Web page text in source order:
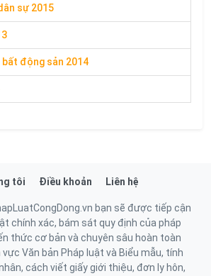
sự 2015
bất động sản 2014
tôi Điều khoản Liên hệ
bạn sẽ được tiếp cận
chính xác, bám sát quy định của pháp
thức cơ bản và chuyên sâu hoàn toàn
vực Văn bản Pháp luật và Biểu mẫu, tính
cách viết giấy giới thiệu, đơn ly hôn,